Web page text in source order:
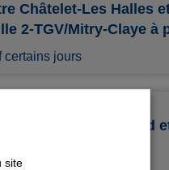
Châtelet-Les Halles
2-TGV/Mitry-Claye à
certains jours
entre Gare du Nord
au 6 août inclus
site